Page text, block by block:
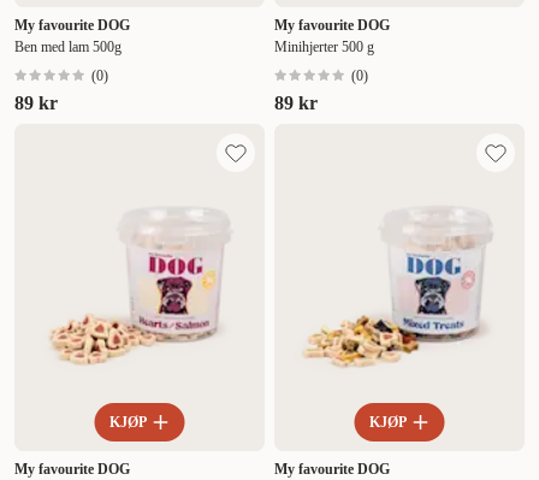
My favourite DOG
Ben med lam 500g
(0)
89 kr
My favourite DOG
Minihjerter 500 g
(0)
89 kr
KJØP
My favourite DOG
KJØP
My favourite DOG